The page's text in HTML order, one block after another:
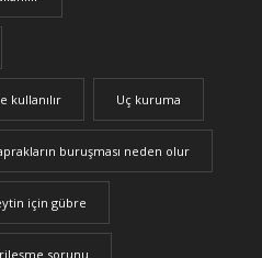
kullanılır Uç kuruma
buruşması neden olur
için gübre
sorunu